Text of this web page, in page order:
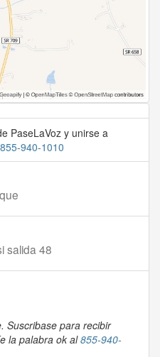
PaseLaVoz y unirse a
855-940-1010
salida 48
Suscribase para recibir
la palabra ok al855-940-